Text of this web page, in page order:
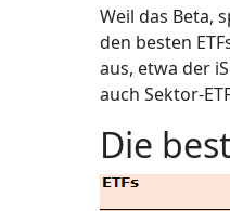
Weil das Beta,
den besten
aus, etwa der
auch Sektor-
Die